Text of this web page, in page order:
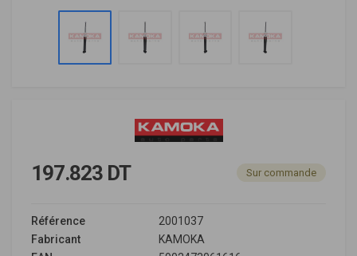
197.823 DT Sur commande
Référence
2001037
Fabricant
KAMOKA